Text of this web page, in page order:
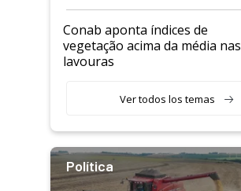
Conab aponta índices de
vegetação acima da média nas
lavouras
Ver todos los temas
Política